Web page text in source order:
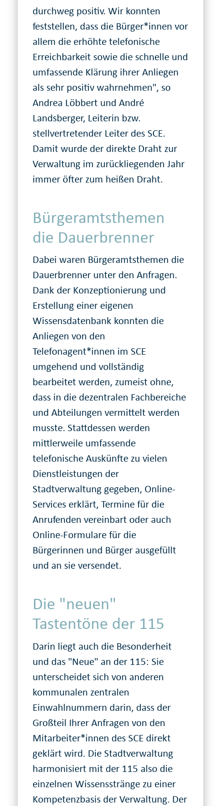
durchweg positiv. Wir konnten
feststellen, dass die Bürger*innen vor
allem die erhöhte telefonische
Erreichbarkeit sowie die schnelle und
umfassende Klärung ihrer Anliegen
als sehr positiv wahrnehmen", so
Andrea Löbbert und André
Landsberger, Leiterin bzw.
stellvertretender Leiter des SCE.
Damit wurde der direkte Draht zur
Verwaltung im zurückliegenden Jahr
immer öfter zum heißen Draht.
Bürgeramtsthemen
die Dauerbrenner
Dabei waren Bürgeramtsthemen die
Dauerbrenner unter den Anfragen.
Dank der Konzeptionierung und
Erstellung einer eigenen
Wissensdatenbank konnten die
Anliegen von den
Telefonagent*innen im SCE
umgehend und vollständig
bearbeitet werden, zumeist ohne,
dass in die dezentralen Fachbereiche
und Abteilungen vermittelt werden
musste. Stattdessen werden
mittlerweile umfassende
telefonische Auskünfte zu vielen
Dienstleistungen der
Stadtverwaltung gegeben, Online-
Services erklärt, Termine für die
Anrufenden vereinbart oder auch
Online-Formulare für die
Bürgerinnen und Bürger ausgefüllt
und an sie versendet.
Die "neuen"
Tastentöne der 115
Darin liegt auch die Besonderheit
und das "Neue" an der 115: Sie
unterscheidet sich von anderen
kommunalen zentralen
Einwahlnummern darin, dass der
Großteil Ihrer Anfragen von den
Mitarbeiter*innen des SCE direkt
geklärt wird. Die Stadtverwaltung
harmonisiert mit der 115 also die
einzelnen Wissensstränge zu einer
Kompetenzbasis der Verwaltung. Der